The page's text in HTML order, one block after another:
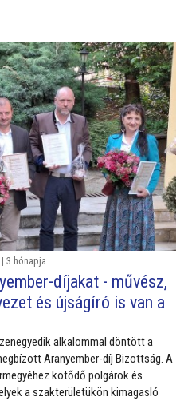
3 hónapja
díjakat - művész,
és újságíró is van a
alkalommal döntött a
Aranyember-díj Bizottság. A
kötődő polgárok és
a szakterületükön kimagasló